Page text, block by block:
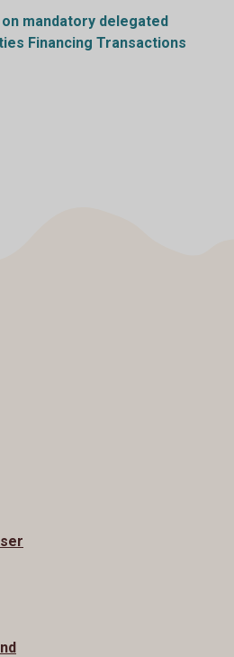
mandatory delegated
Financing Transactions